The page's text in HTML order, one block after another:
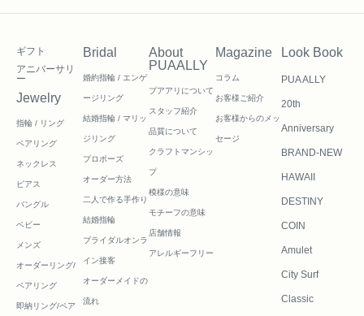
ギフト
アニバーサリ
ー
Jewelry
指輪 / リング
ペアリング
ネックレス
ピアス
バングル
ベビー
メンズ
オーダーリング/
ペアリング
即納リング/ペア
Bridal
婚約指輪 / エンゲ
ージリング
結婚指輪 / マリッ
ジリング
プロポーズ
オーダー方法
二人で作る手作り
結婚指輪
ブライダルオンラ
イン接客
オーダーメイドの
流れ
About
PUAALLY
プアアリについて
スタッフ紹介
品質について
クラフトマンシッ
プ
模様の意味
モチーフの意味
店舗情報
アレルギーフリー
Magazine
コラム
お客様ご紹介
お客様からのメッ
セージ
Look Book
PUA ALLY
20th
Anniversary
BRAND-NEW
HAWAII
DESTINY
COIN
Amulet
City Surf
Classic